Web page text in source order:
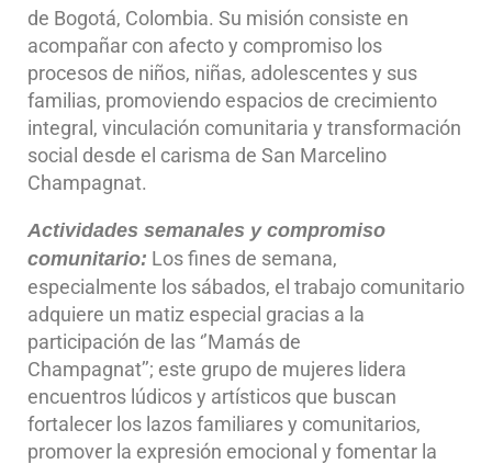
de Bogotá, Colombia. Su misión consiste en
acompañar con afecto y compromiso los
procesos de niños, niñas, adolescentes y sus
familias, promoviendo espacios de crecimiento
integral, vinculación comunitaria y transformación
social desde el carisma de San Marcelino
Champagnat.
Actividades semanales y compromiso
comunitario: Los fines de semana,
especialmente los sábados, el trabajo comunitario
adquiere un matiz especial gracias a la
participación de las ‘’Mamás de
Champagnat’’; este grupo de mujeres lidera
encuentros lúdicos y artísticos que buscan
fortalecer los lazos familiares y comunitarios,
promover la expresión emocional y fomentar la